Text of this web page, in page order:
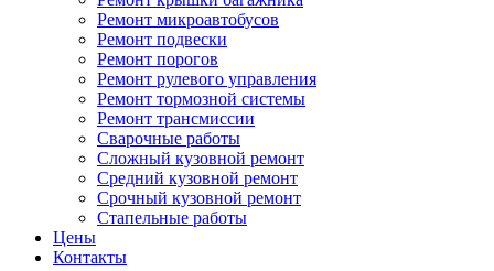
Ремонт микроавтобусов
Ремонт подвески
Ремонт порогов
Ремонт рулевого управления
Ремонт тормозной системы
Ремонт трансмиссии
Сварочные работы
Сложный кузовной ремонт
Средний кузовной ремонт
Срочный кузовной ремонт
Стапельные работы
Цены
Контакты